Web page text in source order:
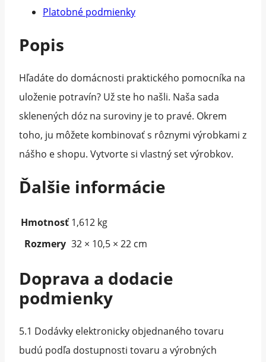
Platobné podmienky
Popis
Hľadáte do domácnosti praktického pomocníka na
uloženie potravín? Už ste ho našli. Naša sada
sklenených dóz na suroviny je to pravé. Okrem
toho, ju môžete kombinovať s rôznymi výrobkami z
nášho e shopu. Vytvorte si vlastný set výrobkov.
Ďalšie informácie
Hmotnosť 1,612 kg
Rozmery 32 × 10,5 × 22 cm
Doprava a dodacie
podmienky
5.1 Dodávky elektronicky objednaného tovaru
budú podľa dostupnosti tovaru a výrobných